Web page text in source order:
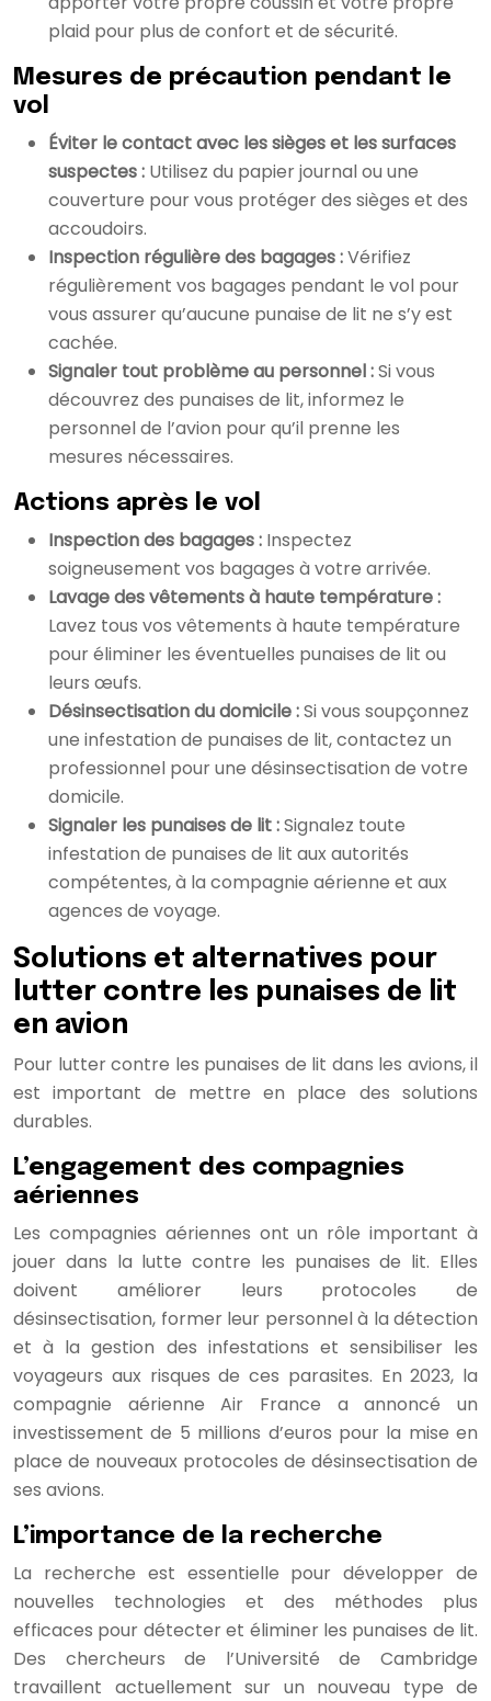
plaid pour plus de confort et de sécurité.
Mesures de précaution pendant le
vol
Éviter le contact avec les sièges et les surfaces
suspectes : Utilisez du papier journal ou une
couverture pour vous protéger des sièges et des
accoudoirs.
Inspection régulière des bagages :Vérifiez
régulièrement vos bagages pendant le vol pour
vous assurer qu’aucune punaise de lit ne s’y est
cachée.
Signaler tout problème au personnel :Si vous
découvrez des punaises de lit, informez le
personnel de l’avion pour qu’il prenne les
mesures nécessaires.
Actions après le vol
Inspection des bagages : Inspectez
soigneusement vos bagages à votre arrivée.
Lavage des vêtements à haute température :
Lavez tous vos vêtements à haute température
pour éliminer les éventuelles punaises de lit ou
leurs œufs.
Désinsectisation du domicile :Si vous soupçonnez
une infestation de punaises de lit, contactez un
professionnel pour une désinsectisation de votre
domicile.
Signaler les punaises de lit :Signalez toute
infestation de punaises de lit aux autorités
compétentes, à la compagnie aérienne et aux
agences de voyage.
Solutions et alternatives pour
lutter contre les punaises de lit
en avion
Pour lutter contre les punaises de lit dans les avions, il
est important de mettre en place des solutions
durables.
L’engagement des compagnies
aériennes
Les compagnies aériennes ont un rôle important à
jouer dans la lutte contre les punaises de lit. Elles
doivent améliorer leurs protocoles de
désinsectisation, former leur personnel à la détection
et à la gestion des infestations et sensibiliser les
voyageurs aux risques de ces parasites. En 2023, la
compagnie aérienne Air France a annoncé un
investissement de 5 millions d’euros pour la mise en
place de nouveaux protocoles de désinsectisation de
ses avions.
L’importance de la recherche
La recherche est essentielle pour développer de
nouvelles technologies et des méthodes plus
efficaces pour détecter et éliminer les punaises de lit.
Des chercheurs de l’Université de Cambridge
travaillent actuellement sur un nouveau type de